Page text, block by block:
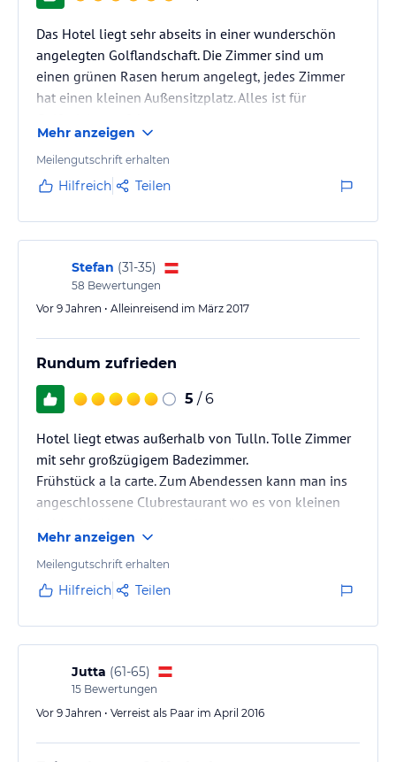
Das Hotel liegt sehr abseits in einer wunderschön
angelegten Golflandschaft. Die Zimmer sind um
einen grünen Rasen herum angelegt, jedes Zimmer
hat einen kleinen Außensitzplatz. Alles ist für
Mehr anzeigen
Meilengutschrift erhalten
Hilfreich Teilen
Stefan (31-35)
58 Bewertungen
Vor 9 Jahren • Alleinreisend im März 2017
Rundum zufrieden
5 / 6
Hotel liegt etwas außerhalb von Tulln. Tolle Zimmer
mit sehr großzügigem Badezimmer.
Frühstück a la carte. Zum Abendessen kann man ins
angeschlossene Clubrestaurant wo es von kleinen
Mehr anzeigen
Meilengutschrift erhalten
Hilfreich Teilen
Jutta (61-65)
15 Bewertungen
Vor 9 Jahren • Verreist als Paar im April 2016